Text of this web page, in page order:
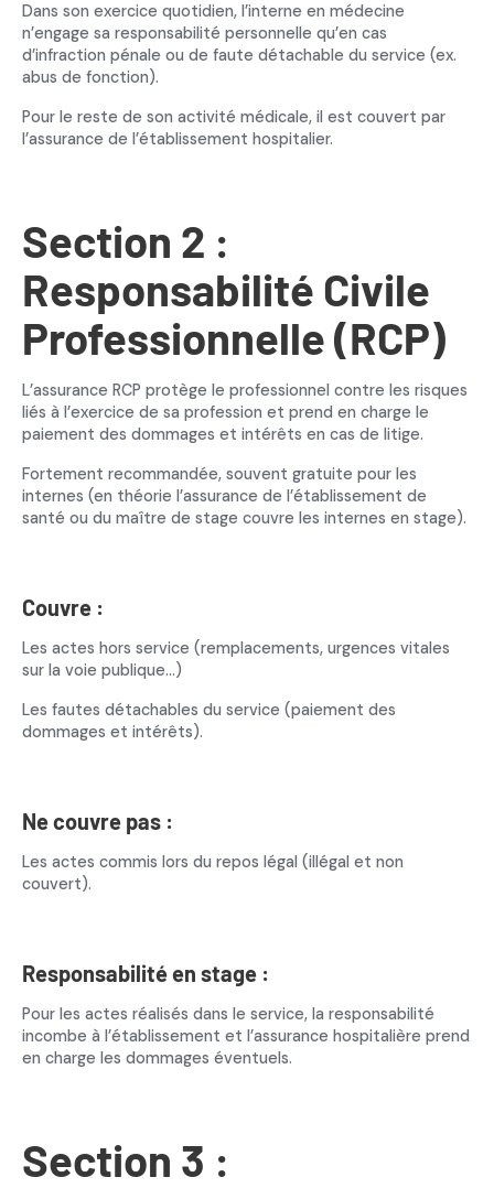
Dans son exercice quotidien, l’interne en médecine
n’engage sa responsabilité personnelle qu’en cas
d’infraction pénale ou de faute détachable du service (ex.
abus de fonction).
Pour le reste de son activité médicale, il est couvert par
l’assurance de l’établissement hospitalier.
Section 2 :
Responsabilité Civile
Professionnelle (RCP)
L’assurance RCP protège le professionnel contre les risques
liés à l’exercice de sa profession et prend en charge le
paiement des dommages et intérêts en cas de litige.
Fortement recommandée, souvent gratuite pour les
internes (en théorie l’assurance de l’établissement de
santé ou du maître de stage couvre les internes en stage).
Couvre :
Les actes hors service (remplacements, urgences vitales
sur la voie publique…)
Les fautes détachables du service (paiement des
dommages et intérêts).
Ne couvre pas :
Les actes commis lors du repos légal (illégal et non
couvert).
Responsabilité en stage :
Pour les actes réalisés dans le service, la responsabilité
incombe à l’établissement et l’assurance hospitalière prend
en charge les dommages éventuels.
Section 3 :